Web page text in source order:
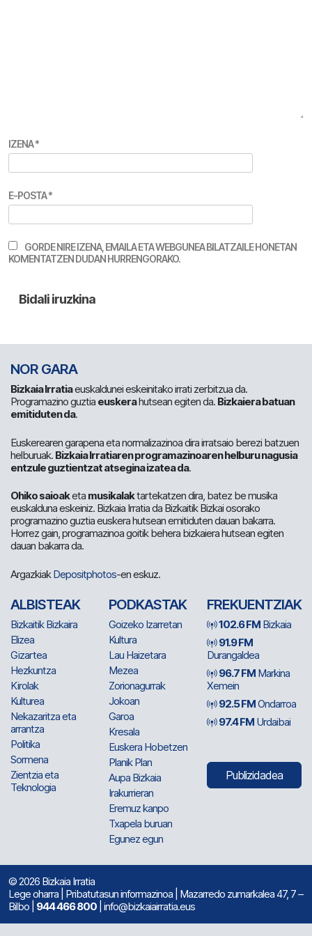
IZENA*
E-POSTA*
GORDE NIRE IZENA, EMAILA ETA WEBGUNEA BILATZAILE HONETAN
KOMENTATZEN DUDAN HURRENGORAKO.
NOR GARA
Bizkaia Irratiaeuskaldunei eskeinitako irrati zerbitzua da.
Programazino guztia euskerahutsean egiten da. Bizkaiera batuan
emitiduten da.
Euskerearen garapena eta normalizazinoa dira irratsaio berezi batzuen
helburuak. Bizkaia Irratiaren programazinoaren helburu nagusia
entzule guztientzat atsegina izatea da.
Ohiko saioaketa musikalaktartekatzen dira, batez be musika
euskalduna eskeiniz. Bizkaia Irratia da Bizkaitik Bizkai osorako
programazino guztia euskera hutsean emitiduten dauan bakarra.
Horrez gain, programazinoa goitik behera bizkaiera hutsean egiten
dauan bakarra da.
ArgazkiakDepositphotos-en eskuz.
ALBISTEAK
Bizkaitik Bizkaira
Elizea
Gizartea
Hezkuntza
Kirolak
Kulturea
Nekazaritza eta
arrantza
Politika
Sormena
Zientzia eta
Teknologia
PODKASTAK
Goizeko Izarretan
Kultura
Lau Haizetara
Mezea
Zorionagurrak
Jokoan
Garoa
Kresala
Euskera Hobetzen
Planik Plan
Aupa Bizkaia
Irakurrieran
Eremuz kanpo
Txapela buruan
Egunez egun
FREKUENTZIAK
102.6 FM Bizkaia
91.9 FM
Durangaldea
96.7 FM Markina
Xemein
92.5 FMOndarroa
97.4 FM Urdaibai
Publizidadea
© 2026 Bizkaia Irratia
Lege oharra Pribatutasun informazinoa | Mazarredo zumarkalea 47, 7 –
Bilbo | 944 466 800 | info@bizkaiairratia.eus